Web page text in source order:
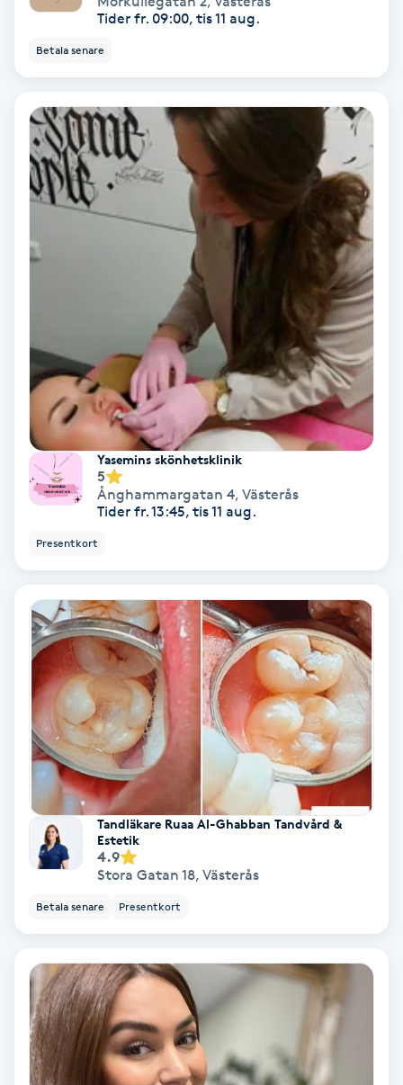
Piercing
Pigmentbehandling
Pigmentfläckar
Power Yoga
PRP (Platelet Rich Plasma)
PRX-T33
Psoriasis
Radiofrekvens
Rakning
Reflexologi
Regndroppsmassage
Reiki
Reiki massage
Restorative Yoga
Rosacea
Tider fr. 09:00, tis 11 aug.
Betala senare
Yasemins skönhetsklinik
5
Ånghammargatan 4, Västerås
Tider fr. 13:45, tis 11 aug.
Presentkort
Tandläkare Ruaa Al-Ghabban Tandvård &
Estetik
4.9
Stora Gatan 18, Västerås
Betala senare Presentkort